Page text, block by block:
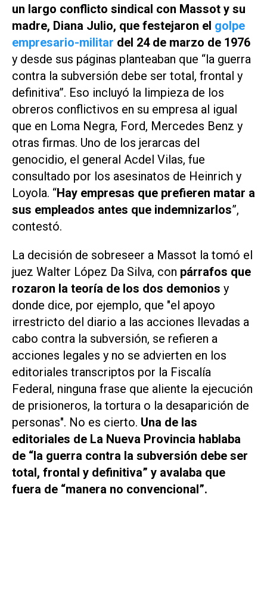
un largo conflicto sindical con Massot y su
madre, Diana Julio, que festejaron el golpe
empresario-militar del 24 de marzo de 1976
y desde sus páginas planteaban que “la guerra
contra la subversión debe ser total, frontal y
definitiva”. Eso incluyó la limpieza de los
obreros conflictivos en su empresa al igual
que en Loma Negra, Ford, Mercedes Benz y
otras firmas. Uno de los jerarcas del
genocidio, el general Acdel Vilas, fue
consultado por los asesinatos de Heinrich y
Loyola. “Hay empresas que prefieren matar a
sus empleados antes que indemnizarlos”,
contestó.
La decisión de sobreseer a Massot la tomó el
juez Walter López Da Silva, con párrafos que
rozaron la teoría de los dos demonios y
donde dice, por ejemplo, que "el apoyo
irrestricto del diario a las acciones llevadas a
cabo contra la subversión, se refieren a
acciones legales y no se advierten en los
editoriales transcriptos por la Fiscalía
Federal, ninguna frase que aliente la ejecución
de prisioneros, la tortura o la desaparición de
personas". No es cierto. Una de las
editoriales de La Nueva Provincia hablaba
de “la guerra contra la subversión debe ser
total, frontal y definitiva” y avalaba que
fuera de “manera no convencional”.